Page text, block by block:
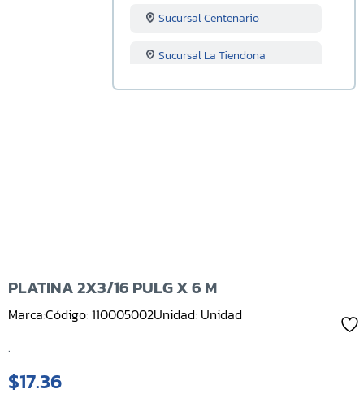
Sucursal Centenario
Sucursal La Tiendona
Sucursal Merliot
Sucursal Lourdes
PLATINA 2X3/16 PULG X 6 M
Marca:Código: 110005002Unidad: Unidad
.
$17.36